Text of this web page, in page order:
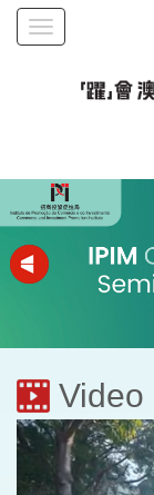
Toggle
Video